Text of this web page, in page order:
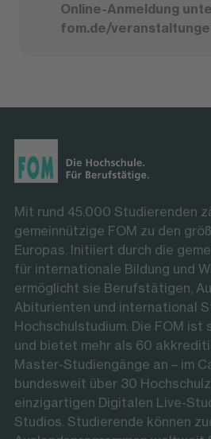
Online-Anmeldung
fom.de/
Mit rund 45.000 Studierenden
gemeinnützige FOM zu den
Europas. Initiiert durch die
für internationale Bildung und
ermöglicht sie Berufstätigen,
Abiturienten und international
Hochschulstudium. Die FOM
und bietet mehr als 60
Master-Studiengänge an – im
bundesweit über 30
einzigartigen Digitalen Live-
Studios. Studierende können